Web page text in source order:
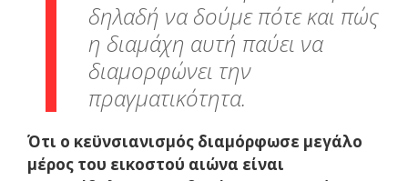
δηλαδή να δούμε πότε και πώς
η διαμάχη αυτή παύει να
διαμορφώνει την
πραγματικότητα.
Ότι ο κεϋνσιανισμός διαμόρφωσε μεγάλο
μέρος του εικοστού αιώνα είναι